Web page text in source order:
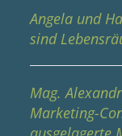
Angela und
sind
Mag.
Marketing-